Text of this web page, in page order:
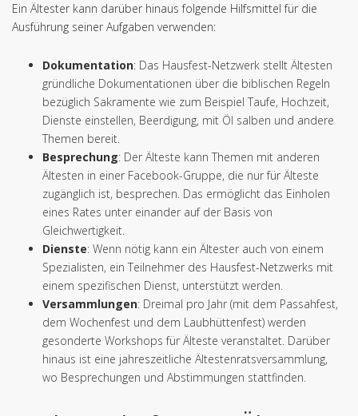
Ein Ältester kann darüber hinaus folgende Hilfsmittel für die
Ausführung seiner Aufgaben verwenden:
Dokumentation: Das Hausfest-Netzwerk stellt Ältesten
gründliche Dokumentationen über die biblischen Regeln
bezüglich Sakramente wie zum Beispiel Taufe, Hochzeit,
Dienste einstellen, Beerdigung, mit Öl salben und andere
Themen bereit.
Besprechung: Der Älteste kann Themen mit anderen
Ältesten in einer Facebook-Gruppe, die nur für Älteste
zugänglich ist, besprechen. Das ermöglicht das Einholen
eines Rates unter einander auf der Basis von
Gleichwertigkeit.
Dienste: Wenn nötig kann ein Ältester auch von einem
Spezialisten, ein Teilnehmer des Hausfest-Netzwerks mit
einem spezifischen Dienst, unterstützt werden.
Versammlungen: Dreimal pro Jahr (mit dem Passahfest,
dem Wochenfest und dem Laubhüttenfest) werden
gesonderte Workshops für Älteste veranstaltet. Darüber
hinaus ist eine jahreszeitliche Ältestenratsversammlung,
wo Besprechungen und Abstimmungen stattfinden.